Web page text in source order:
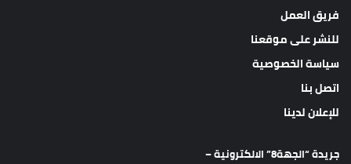
فريق العمل
للنشر على موقعنا
سياسة الخصوصية
اتصل بنا
للإعلان لدينا
جريدة “الجهة8” الالكترونية –